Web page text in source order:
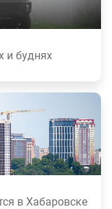
и буднях
в Хабаровске